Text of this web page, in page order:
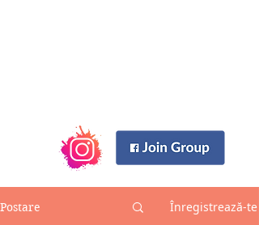
Postare Înregistrează-te